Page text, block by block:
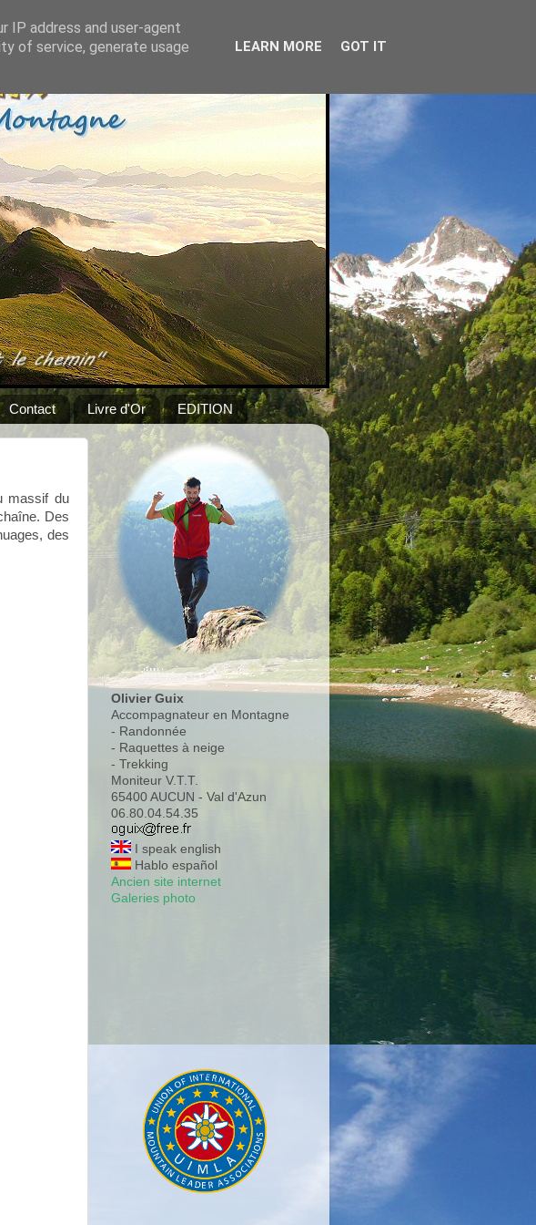
Contact Livre d'Or EDITION
massif du
Des
des
Olivier Guix
Accompagnateur en Montagne
- Randonnée
- Raquettes à neige
- Trekking
Moniteur V.T.T.
65400 AUCUN - Val d'Azun
06.80.04.54.35
I speak english
Hablo español
Ancien site internet
Galeries photo
IP address and user-agent
of service, generate usage
LEARN MORE GOT IT